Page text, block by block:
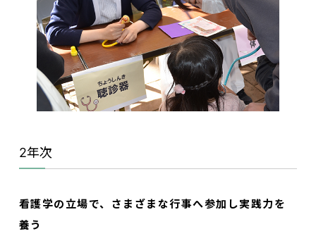
2年次
看護学の立場で、さまざまな行事へ参加し実践力を
養う